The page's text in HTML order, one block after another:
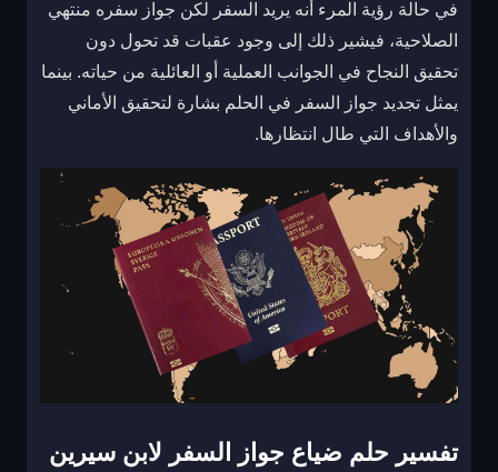
في حالة رؤية المرء أنه يريد السفر لكن جواز سفره منتهي
الصلاحية، فيشير ذلك إلى وجود عقبات قد تحول دون
تحقيق النجاح في الجوانب العملية أو العائلية من حياته. بينما
يمثل تجديد جواز السفر في الحلم بشارة لتحقيق الأماني
والأهداف التي طال انتظارها.
تفسير حلم ضياع جواز السفر لابن سيرين